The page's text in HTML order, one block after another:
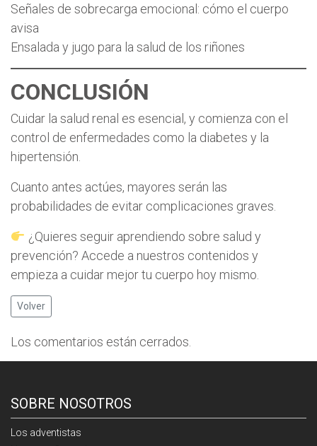
Señales de sobrecarga emocional: cómo el cuerpo
avisa
Ensalada y jugo para la salud de los riñones
CONCLUSIÓN
Cuidar la salud renal es esencial, y comienza con el
control de enfermedades como la diabetes y la
hipertensión.
Cuanto antes actúes, mayores serán las
probabilidades de evitar complicaciones graves.
¿Quieres seguir aprendiendo sobre salud y
prevención? Accede a nuestros contenidos y
empieza a cuidar mejor tu cuerpo hoy mismo.
Volver
Los comentarios están cerrados.
SOBRE NOSOTROS
Los adventistas